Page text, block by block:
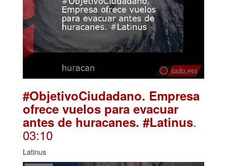
#ObjetivoCiudadano. Empresa
ofrece vuelos para evacuar
antes de huracanes. #Latinus.
03:10
Latinus